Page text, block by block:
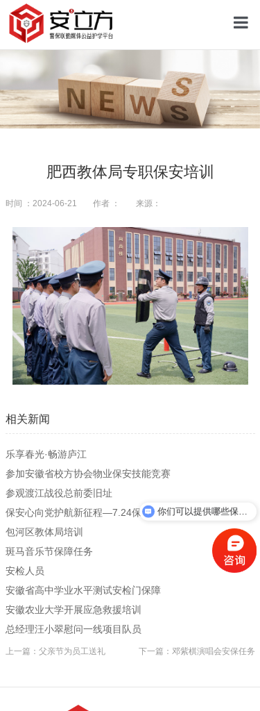
肥西教体局专职保安培训
时间 ：2024-06-21 作者 ： 来源：
相关新闻
乐享春光·畅游庐江
参加安徽省校方协会物业保安技能竞赛
参观渡江战役总前委旧址
保安心向党护航新征程—7.24保安宣传日
包河区教体局培训
斑马音乐节保障任务
安检人员
安徽省高中学业水平测试安检门保障
安徽农业大学开展应急救援培训
总经理汪小翠慰问一线项目队员
上一篇：父亲节为员工送礼 下一篇：邓紫棋演唱会安保任务